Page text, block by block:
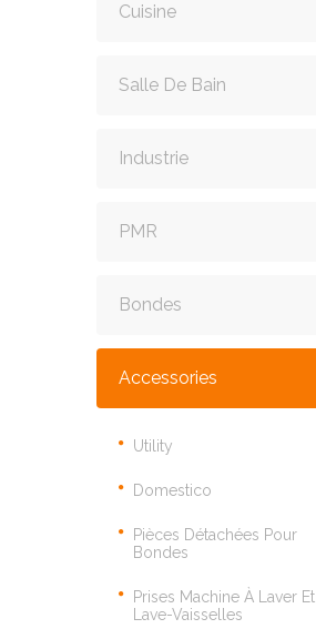
Cuisine
Salle De Bain
Industrie
PMR
Bondes
Accessories
Utility
Domestico
Pièces Détachées Pour
Bondes
Prises Machine À Laver Et
Lave-Vaisselles